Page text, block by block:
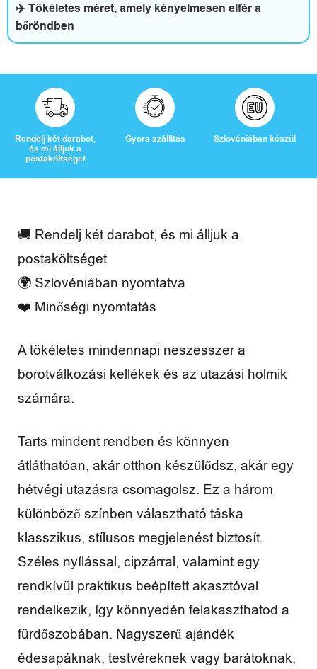
n
é
s
s
z
a
b
d
i
d
V
l
e
m
é
n
y
e
k
✈️ Tökéletes méret, amely kényelmesen elfér a
bőröndben
Rendelj két darabot,
és mi álljuk a
postaköltséget
Gyors szállítás Szlovéniában készül
🚚 Rendelj két darabot, és mi álljuk a
postaköltséget
🌍 Szlovéniában nyomtatva
❤️ Minőségi nyomtatás
A tökéletes mindennapi neszesszer a
borotválkozási kellékek és az utazási holmik
számára.
Tarts mindent rendben és könnyen
átláthatóan, akár otthon készülődsz, akár egy
hétvégi utazásra csomagolsz. Ez a három
különböző színben választható táska
klasszikus, stílusos megjelenést biztosít.
Széles nyílással, cipzárral, valamint egy
rendkívül praktikus beépített akasztóval
rendelkezik, így könnyedén felakaszthatod a
fürdőszobában. Nagyszerű ajándék
édesapáknak, testvéreknek vagy barátoknak,